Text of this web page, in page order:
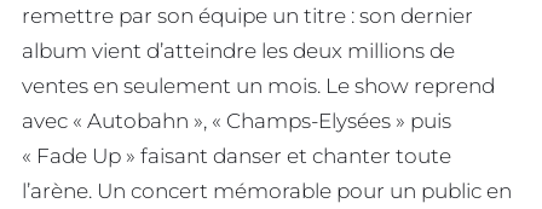
remettre par son équipe un titre : son dernier
album vient d’atteindre les deux millions de
ventes en seulement un mois. Le show reprend
avec « Autobahn », « Champs-Elysées » puis
« Fade Up » faisant danser et chanter toute
l’arène. Un concert mémorable pour un public en